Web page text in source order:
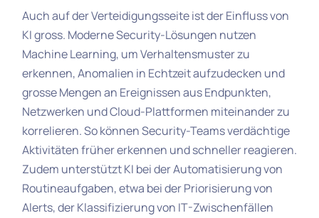
Auch auf der Verteidigungsseite ist der Einfluss von
KI gross. Moderne Security-Lösungen nutzen
Machine Learning, um Verhaltensmuster zu
erkennen, Anomalien in Echtzeit aufzudecken und
grosse Mengen an Ereignissen aus Endpunkten,
Netzwerken und Cloud-Plattformen miteinander zu
korrelieren. So können Security-Teams verdächtige
Aktivitäten früher erkennen und schneller reagieren.
Zudem unterstützt KI bei der Automatisierung von
Routineaufgaben, etwa bei der Priorisierung von
Alerts, der Klassifizierung von IT-Zwischenfällen